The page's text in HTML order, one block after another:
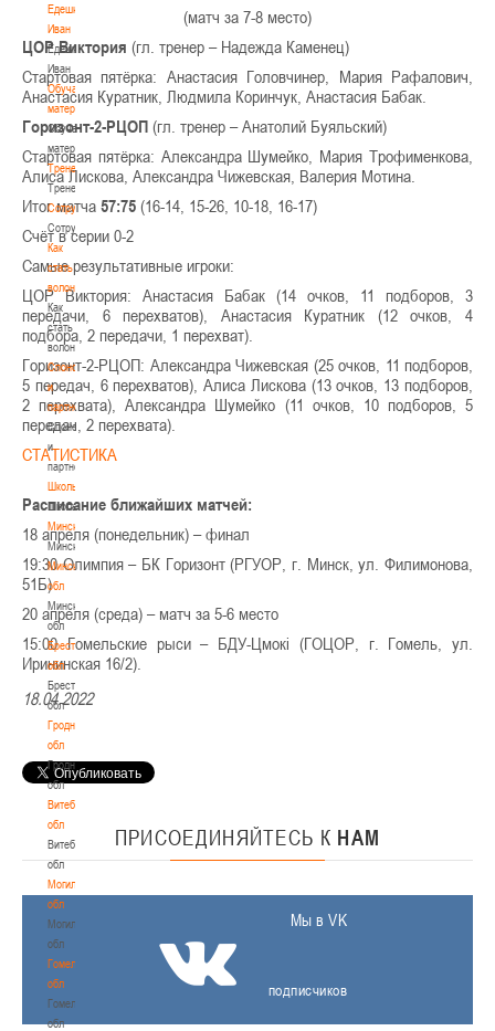
Едешко
Иван
Едешко
Иван
Обучающие
материалы
Обучающие
материалы
Тренерам
Тренерам
Сотрудничество
Сотрудничество
Как
стать
волонтером
Как
стать
волонтером
Спонсоры
и
партнеры
Спонсоры
и
партнеры
Школы
Школы
Минск
Минск
Минская
обл
Минская
обл
Брестская
обл
Брестская
обл
Гродненская
обл
Гродненская
обл
Витебская
обл
Витебская
обл
Могилевская
обл
Могилевская
обл
Гомельская
обл
Гомельская
обл
(матч за 7-8 место)
ЦОР Виктория (гл. тренер – Надежда Каменец)
Стартовая пятёрка: Анастасия Головчинер, Мария Рафалович,
Анастасия Куратник, Людмила Коринчук, Анастасия Бабак.
Горизонт-2-РЦОП (гл. тренер – Анатолий Буяльский)
Стартовая пятёрка: Александра Шумейко, Мария Трофименкова,
Алиса Лискова, Александра Чижевская, Валерия Мотина.
Итог матча 57:75 (16-14, 15-26, 10-18, 16-17)
Счёт в серии 0-2
Самые результативные игроки:
ЦОР Виктория: Анастасия Бабак (14 очков, 11 подборов, 3
передачи, 6 перехватов), Анастасия Куратник (12 очков, 4
подбора, 2 передачи, 1 перехват).
Горизонт-2-РЦОП: Александра Чижевская (25 очков, 11 подборов,
5 передач, 6 перехватов), Алиса Лискова (13 очков, 13 подборов,
2 перехвата), Александра Шумейко (11 очков, 10 подборов, 5
передач, 2 перехвата).
СТАТИСТИКА
Расписание ближайших матчей:
18 апреля (понедельник) – финал
19:30 Олимпия – БК Горизонт (РГУОР, г. Минск, ул. Филимонова,
51Б)
20 апреля (среда) – матч за 5-6 место
15:00 Гомельские рыси – БДУ-Цмокі (ГОЦОР, г. Гомель, ул.
Ирининская 16/2).
18.04.2022
ПРИСОЕДИНЯЙТЕСЬ К НАМ
Мы в VK
подписчиков